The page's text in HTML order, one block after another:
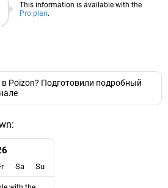
This information is available with the
Pro plan.
EURO
Poizon? Подготовили подробный
Sa Su